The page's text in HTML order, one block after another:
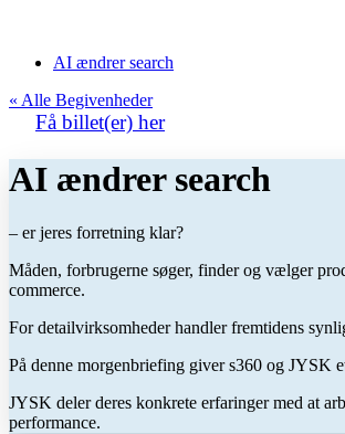
AI ændrer search
« Alle Begivenheder
Få billet(er) her
AI ændrer search
– er jeres forretning klar?
Måden, forbrugerne søger, finder og vælger
commerce.
For detailvirksomheder handler fremtidens
På denne morgenbriefing giver s360 og JYSK
JYSK deler deres konkrete erfaringer med at
performance.